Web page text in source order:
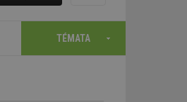
TÉMATA